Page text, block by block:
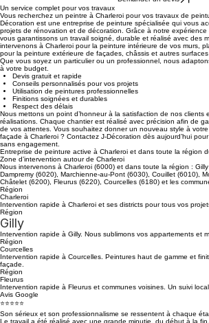
Demander un devis
Un service complet pour vos travaux
Vous recherchez un peintre à Charleroi pour vos travaux de
Décoration est une entreprise de peinture spécialisée qui vous
projets de rénovation et de décoration. Grâce à notre
vous garantissons un travail soigné, durable et réalisé avec des
intervenons à Charleroi pour la peinture intérieure de vos murs,
pour la peinture extérieure de façades, châssis et autres surfaces
Que vous soyez un particulier ou un professionnel, nous
à votre budget.
Devis gratuit et rapide
Conseils personnalisés pour vos projets
Utilisation de peintures professionnelles
Finitions soignées et durables
Respect des délais
Nous mettons un point d’honneur à la satisfaction de nos clients
réalisations. Chaque chantier est réalisé avec précision afin de
de vos attentes. Vous souhaitez donner un nouveau style à votre
façade à Charleroi ? Contactez J-Décoration dès aujourd’hui
sans engagement.
Entreprise de peinture active à Charleroi et dans toute la région
Zone d’intervention autour de Charleroi
Nous intervenons à Charleroi (6000) et dans toute la région : Gilly
Dampremy (6020), Marchienne-au-Pont (6030), Couillet (6010),
Châtelet (6200), Fleurus (6220), Courcelles (6180) et les
Région
Charleroi
Intervention rapide à Charleroi et ses districts pour tous vos
Région
Gilly
Intervention rapide à Gilly. Nous sublimons vos appartements et
Région
Courcelles
Intervention rapide à Courcelles. Peintures haut de gamme et
façade.
Région
Fleurus
Intervention rapide à Fleurus et communes voisines. Un suivi local
⭐⭐⭐⭐⭐